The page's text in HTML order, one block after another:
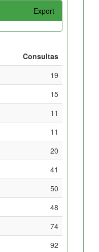
Export
Consultas
19
15
11
11
20
41
50
48
74
92